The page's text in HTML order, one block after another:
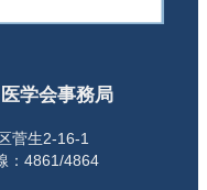
学会事務局
菅生2-16-1
：4861/4864